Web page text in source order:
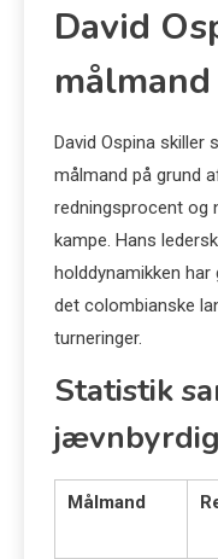
David
David Ospina skiller
målmand på grund
redningsprocent og
kampe. Hans
holddynamikken
det colombianske
turneringer.
Statistik
Målmand